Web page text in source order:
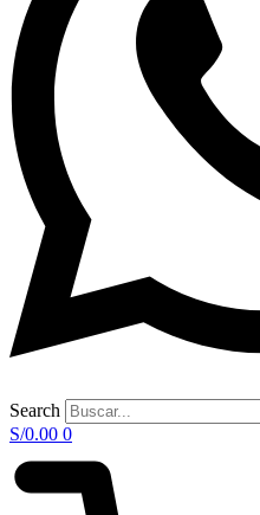
Search
S/0.00 0